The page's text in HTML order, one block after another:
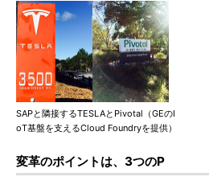
SAPと隣接するTESLAとPivotal（GEのI
oT基盤を支えるCloud Foundryを提供）
変革のポイントは、3つのP